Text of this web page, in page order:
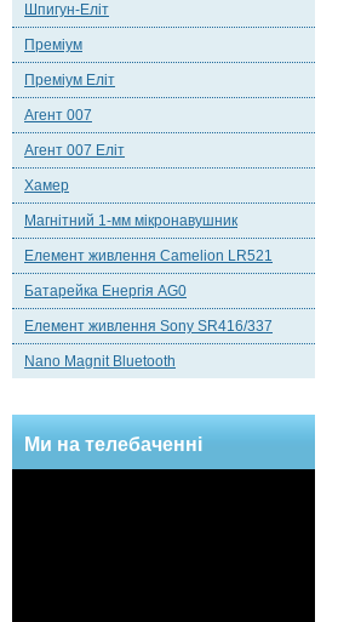
Шпигун-Еліт
Преміум
Преміум Еліт
Агент 007
Агент 007 Еліт
Хамер
Магнітний 1-мм мікронавушник
Елемент живлення Camelion LR521
Батарейка Енергія AG0
Елемент живлення Sony SR416/337
Nano Magnit Bluetooth
Ми на телебаченні